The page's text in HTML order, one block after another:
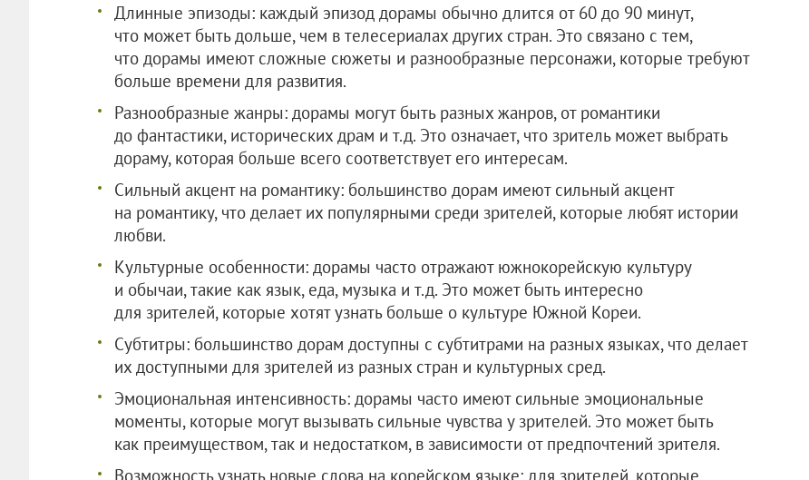
Длинные эпизоды: каждый эпизод дорамы обычно длится от 60 до 90 минут,
что может быть дольше, чем в телесериалах других стран. Это связано с тем,
что дорамы имеют сложные сюжеты и разнообразные персонажи, которые требуют
больше времени для развития.
Разнообразные жанры: дорамы могут быть разных жанров, от романтики
до фантастики, исторических драм и т.д. Это означает, что зритель может выбрать
дораму, которая больше всего соответствует его интересам.
Сильный акцент на романтику: большинство дорам имеют сильный акцент
на романтику, что делает их популярными среди зрителей, которые любят истории
любви.
Культурные особенности: дорамы часто отражают южнокорейскую культуру
и обычаи, такие как язык, еда, музыка и т.д. Это может быть интересно
для зрителей, которые хотят узнать больше о культуре Южной Кореи.
Субтитры: большинство дорам доступны с субтитрами на разных языках, что делает
их доступными для зрителей из разных стран и культурных сред.
Эмоциональная интенсивность: дорамы часто имеют сильные эмоциональные
моменты, которые могут вызывать сильные чувства у зрителей. Это может быть
как преимуществом, так и недостатком, в зависимости от предпочтений зрителя.
Возможность узнать новые слова на корейском языке: для зрителей, которые